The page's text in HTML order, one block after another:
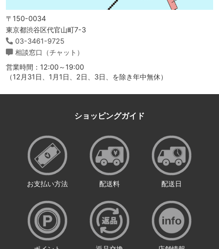
〒150-0034
東京都渋谷区代官山町7-3
03-3461-9725
相談窓口（チャット）
営業時間：12:00～19:00
（12月31日、1月1日、2日、3日、を除き年中無休）
ショッピングガイド
お支払い方法 配送料 配送日